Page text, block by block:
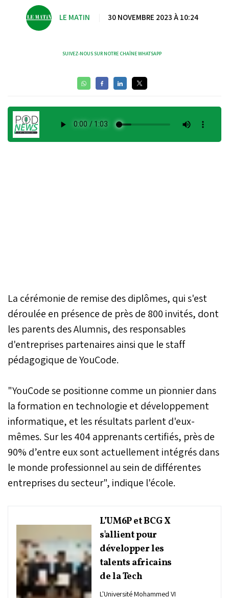
LE MATIN 30 NOVEMBRE 2023 À 10:24
SUIVEZ-NOUS SUR NOTRE CHAÎNE WHATSAPP
La cérémonie de remise des diplômes, qui s'est
déroulée en présence de près de 800 invités, dont
les parents des Alumnis, des responsables
d'entreprises partenaires ainsi que le staff
pédagogique de YouCode.
"YouCode se positionne comme un pionnier dans
la formation en technologie et développement
informatique, et les résultats parlent d'eux-
mêmes. Sur les 404 apprenants certifiés, près de
90% d’entre eux sont actuellement intégrés dans
le monde professionnel au sein de différentes
entreprises du secteur", indique l'école.
L’UM6P et BCG X
s'allient pour
développer les
talents africains
de la Tech
L'Université Mohammed VI